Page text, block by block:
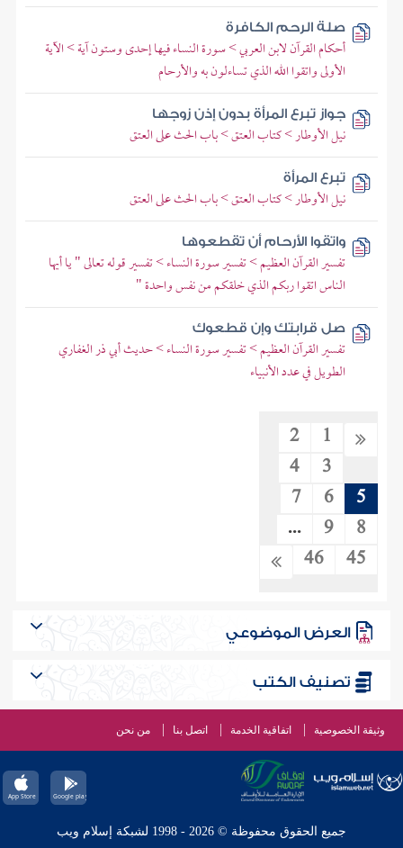
صلة الرحم الكافرة
أحكام القرآن لابن العربي > سورة النساء فيها إحدى وستون آية > الآية
الأولى واتقوا الله الذي تساءلون به والأرحام
جواز تبرع المرأة بدون إذن زوجها
نيل الأوطار > كتاب العتق > باب الحث على العتق
تبرع المرأة
نيل الأوطار > كتاب العتق > باب الحث على العتق
واتقوا الأرحام أن تقطعوها
تفسير القرآن العظيم > تفسير سورة النساء > تفسير قوله تعالى " يا أيها
الناس اتقوا ربكم الذي خلقكم من نفس واحدة "
صل قرابتك وإن قطعوك
تفسير القرآن العظيم > تفسير سورة النساء > حديث أبي ذر الغفاري
الطويل في عدد الأنبياء
1
2
3
4
5
6
7
8
9
...
45
46
العرض الموضوعي
تصنيف الكتب
وثيقة الخصوصية اتفاقية الخدمة اتصل بنا من نحن
جميع الحقوق محفوظة © 2026 - 1998 لشبكة إسلام ويب